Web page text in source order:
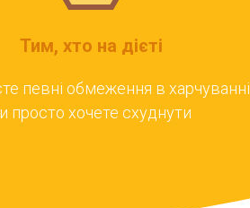
Тим, хто на дієті
певні обмеження в харчуванні
просто хочете схуднути